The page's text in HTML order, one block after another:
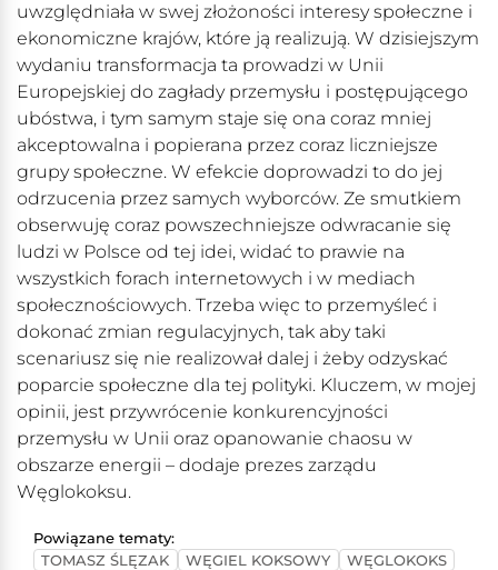
uwzględniała w swej złożoności interesy społeczne i
ekonomiczne krajów, które ją realizują. W dzisiejszym
wydaniu transformacja ta prowadzi w Unii
Europejskiej do zagłady przemysłu i postępującego
ubóstwa, i tym samym staje się ona coraz mniej
akceptowalna i popierana przez coraz liczniejsze
grupy społeczne. W efekcie doprowadzi to do jej
odrzucenia przez samych wyborców. Ze smutkiem
obserwuję coraz powszechniejsze odwracanie się
ludzi w Polsce od tej idei, widać to prawie na
wszystkich forach internetowych i w mediach
społecznościowych. Trzeba więc to przemyśleć i
dokonać zmian regulacyjnych, tak aby taki
scenariusz się nie realizował dalej i żeby odzyskać
poparcie społeczne dla tej polityki. Kluczem, w mojej
opinii, jest przywrócenie konkurencyjności
przemysłu w Unii oraz opanowanie chaosu w
obszarze energii – dodaje prezes zarządu
Węglokoksu.
Powiązane tematy:
TOMASZ ŚLĘZAK
WĘGIEL KOKSOWY
WĘGLOKOKS